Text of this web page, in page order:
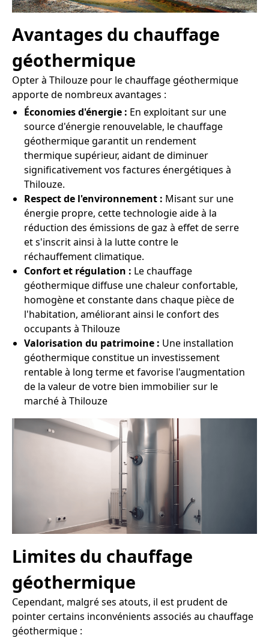
Avantages du chauffage
géothermique
Opter à Thilouze pour le chauffage géothermique
apporte de nombreux avantages :
Économies d'énergie : En exploitant sur une
source d'énergie renouvelable, le chauffage
géothermique garantit un rendement
thermique supérieur, aidant de diminuer
significativement vos factures énergétiques à
Thilouze.
Respect de l'environnement : Misant sur une
énergie propre, cette technologie aide à la
réduction des émissions de gaz à effet de serre
et s'inscrit ainsi à la lutte contre le
réchauffement climatique.
Confort et régulation : Le chauffage
géothermique diffuse une chaleur confortable,
homogène et constante dans chaque pièce de
l'habitation, améliorant ainsi le confort des
occupants à Thilouze
Valorisation du patrimoine : Une installation
géothermique constitue un investissement
rentable à long terme et favorise l'augmentation
de la valeur de votre bien immobilier sur le
marché à Thilouze
Limites du chauffage
géothermique
Cependant, malgré ses atouts, il est prudent de
pointer certains inconvénients associés au chauffage
géothermique :